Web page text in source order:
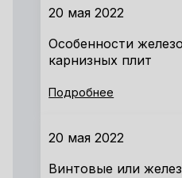
20 мая 2022
Особенности
карнизных плит
Подробнее
20 мая 2022
Винтовые или